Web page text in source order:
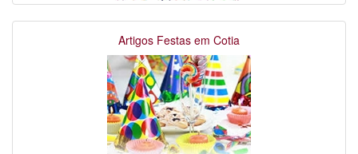
Artigos Festas em Cotia